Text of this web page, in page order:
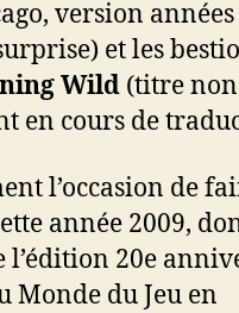
version années
et les
Wild (titre non
en cours de
l’occasion de
année 2009,
l’édition 20e
Monde du Jeu en